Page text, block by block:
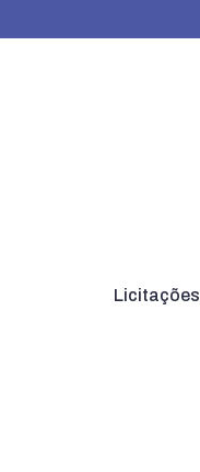
Licitações